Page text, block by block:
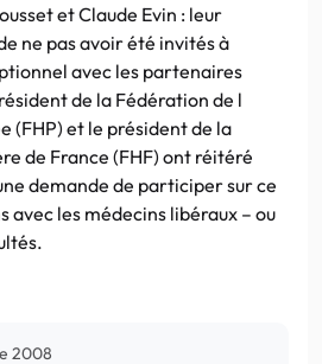
et Claude Evin : leur
ne pas avoir été invités à
avec les partenaires
de la Fédération de l
(FHP) et le président de la
de France (FHF) ont réitéré
demande de participer sur ce
avec les médecins libéraux – ou
2008